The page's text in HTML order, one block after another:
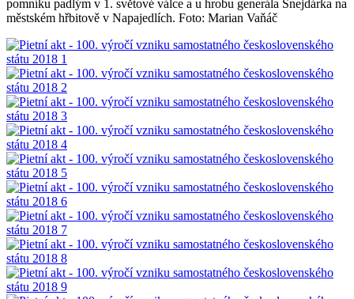
pomníku padlým v 1. světové válce a u hrobu generála Šnejdárka na
městském hřbitově v Napajedlích. Foto: Marian Vaňáč